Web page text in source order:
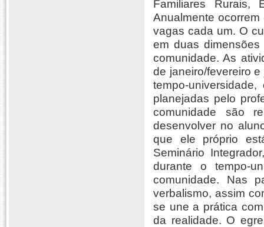
Familiares Rurais,
Anualmente
vagas cada um. O
em duas dimensões
comunidade. As
de janeiro/fevereiro
tempo-
planejadas pelo
comunidade são
desenvolver no
que ele próprio
Seminário
durante o tempo-
comunidade. Nas
verbalismo, assim
se une a prática
da realidade. O